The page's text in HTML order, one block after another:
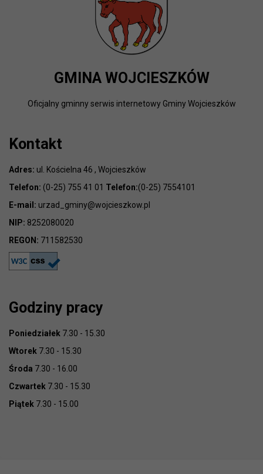
GMINA WOJCIESZKÓW
Oficjalny gminny serwis internetowy Gminy Wojcieszków
Kontakt
Adres: ul. Kościelna 46 , Wojcieszków
Telefon: (0-25) 755 41 01 Telefon:(0-25) 7554101
E-mail: urzad_gminy@wojcieszkow.pl
NIP: 8252080020
REGON: 711582530
Godziny pracy
Poniedziałek 7.30 - 15.30
Wtorek 7.30 - 15.30
Środa 7.30 - 16.00
Czwartek 7.30 - 15.30
Piątek 7.30 - 15.00